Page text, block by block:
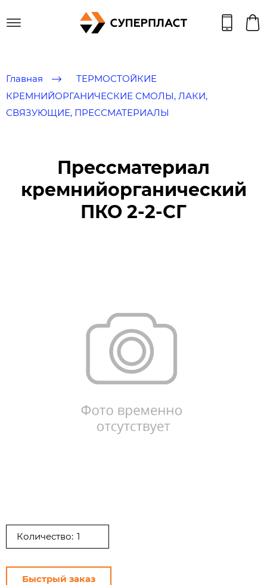
Главная
ТЕРМОСТОЙКИЕ
КРЕМНИЙОРГАНИЧЕСКИЕ СМОЛЫ, ЛАКИ,
СВЯЗУЮЩИЕ, ПРЕССМАТЕРИАЛЫ
Прессматериал
кремнийорганический
ПКО 2-2-СГ
Количество:
Быстрый заказ